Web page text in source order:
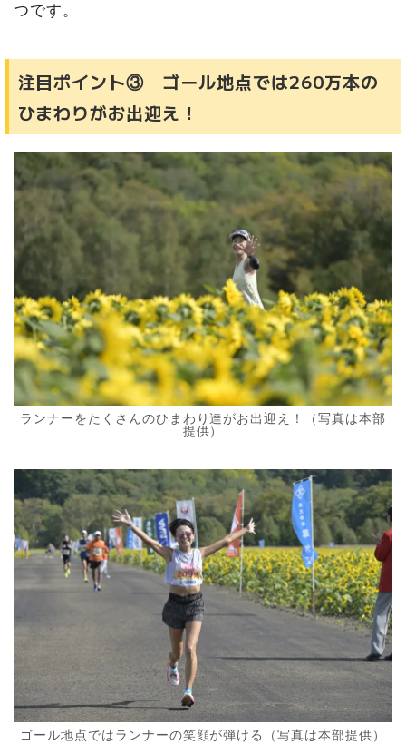
つです。
注目ポイント③ ゴール地点では260万本の
ひまわりがお出迎え！
ランナーをたくさんのひまわり達がお出迎え！（写真は本部
提供）
ゴール地点ではランナーの笑顔が弾ける（写真は本部提供）